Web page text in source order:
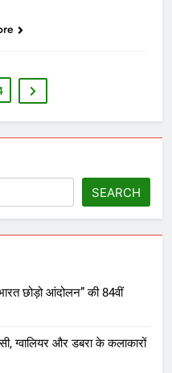
SEARCH
छोड़ो आंदोलन” की 84वीं
ग्वालियर और डबरा के कलाकारों